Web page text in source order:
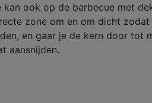
ook op de barbecue met
zone om en om dicht
en gaar je de kern door
aansnijden.